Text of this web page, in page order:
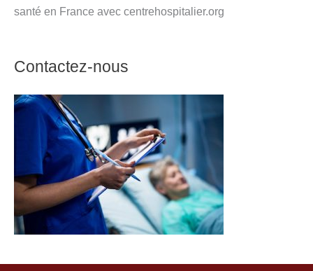
santé en France avec centrehospitalier.org
Contactez-nous